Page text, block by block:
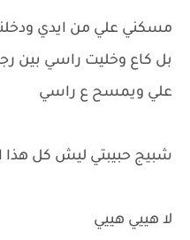
مسكني علي من ايدي
بل كاع وخليت راسي بين
علي ويمسح ع راسي
شبيج حبيبتي ليش كل هذا
لا هييي هييي